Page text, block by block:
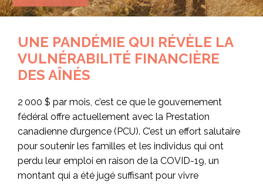
UNE PANDÉMIE QUI RÉVÈLE LA
VULNÉRABILITÉ FINANCIÈRE
DES AÎNÉS
2 000 $ par mois, c’est ce que le gouvernement
fédéral offre actuellement avec la Prestation
canadienne d’urgence (PCU). C’est un effort salutaire
pour soutenir les familles et les individus qui ont
perdu leur emploi en raison de la COVID-19, un
montant qui a été jugé suffisant pour vivre